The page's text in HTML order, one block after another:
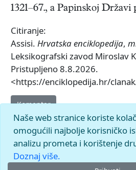
1321–67., a Papinskoj Državi
Citiranje:
Assisi. Hrvatska enciklopedija,
Leksikografski zavod Miroslav
Pristupljeno 8.8.2026.
<https://enciklopedija.hr/
Komentar
Naše web stranice koriste
omogućili najbolje korisničko
analizu prometa i korištenje
Doznaj više.